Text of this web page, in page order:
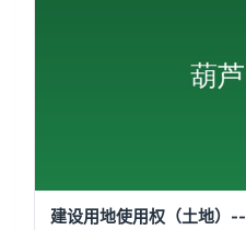
建设用地使用权（土地）